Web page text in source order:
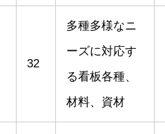
32
多種多様なニ
ーズに対応す
る看板各種、
材料、資材